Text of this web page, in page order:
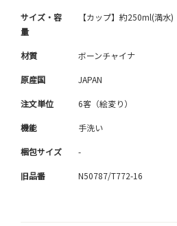
サイズ・容
量
【カップ】約250ml(満水)
材質 ボーンチャイナ
原産国 JAPAN
注文単位 6客（絵変り）
機能 手洗い
梱包サイズ -
旧品番 N50787/T772-16